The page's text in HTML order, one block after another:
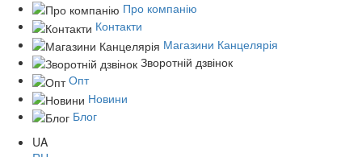
Про компанію
Контакти
Магазини Канцелярія
Зворотній дзвінок
Опт
Новини
Блог
UA